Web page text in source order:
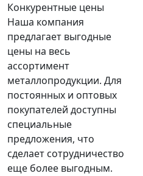
Конкурентные цены
Наша компания
предлагает выгодные
цены на весь
ассортимент
металлопродукции. Для
постоянных и оптовых
покупателей доступны
специальные
предложения, что
сделает сотрудничество
еще более выгодным.